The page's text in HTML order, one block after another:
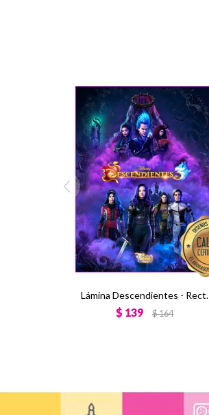
Lámina Descendientes - Rect.
$ 139 $164